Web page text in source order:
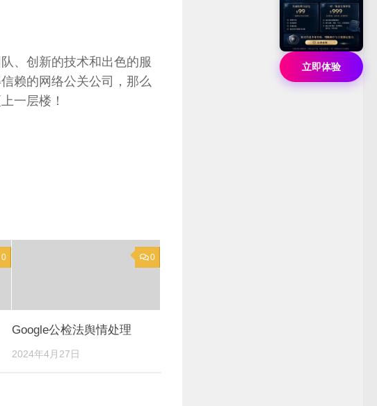
、 创新的技术和出色的服
赖的网络公关公司 ， 那么
一层楼！
0 0
Google公检法舆情处理
2024年4月27日
立即体验